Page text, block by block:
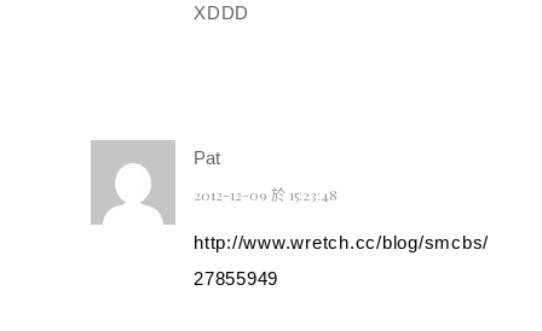
XDDD
Pat
2012-12-09 於 15:23:48
http://www.wretch.cc/blog/smcbs/
27855949